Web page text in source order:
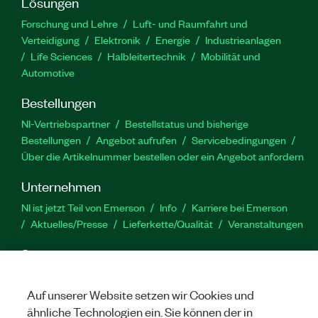
Forschung und Lehre
Luft- und Raumfahrt und
Verteidigung
Elektronik Energie
Industrieanlagen
Life Sciences
Halbleitertechnik
Mobilität und
Automotive
Bestellungen
NI-Vertriebspartner
Bestellstatus und bisherige
Bestellungen
Angebot aufrufen
Servicebedingungen
Über die Artikelnummer bestellen oder ein Angebot anfordern
Unternehmen
NI ist jetzt Teil von Emerson Info
Karriere bei Emerson
Aktuelles/Presse
Lieferkette/Qualität Veranstaltungen
Support
Produktaktivierung
Serviceanfrage stellen
Feedback
zur Website
Auf unserer Website setzen wir Cookies und
ähnliche Technologien ein. Sie können der in